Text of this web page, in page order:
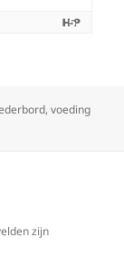
voeding
zijn